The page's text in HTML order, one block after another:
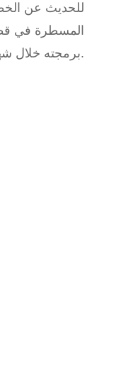
للحديث عن
المسطرة في
برمجته خلال شهر رمضان المبارك.